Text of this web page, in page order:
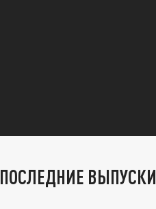
ПОСЛЕДНИЕ ВЫПУСКИ